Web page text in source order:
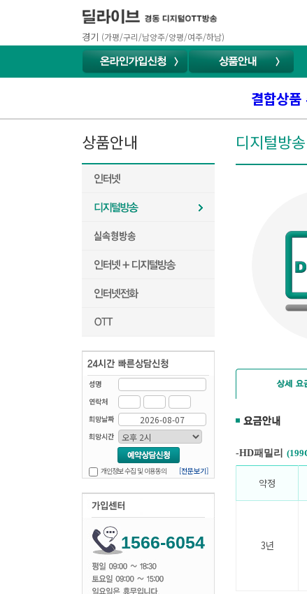
경기 (가평/구리/남양주/양평/여주/하남)
결합상품
상품안내
성명
연락처
희망날짜
희망시간
개인정보 수집 및 이용동의 [전문보기]
1566-6054
디지털방송
-HD패밀리
약정
3년